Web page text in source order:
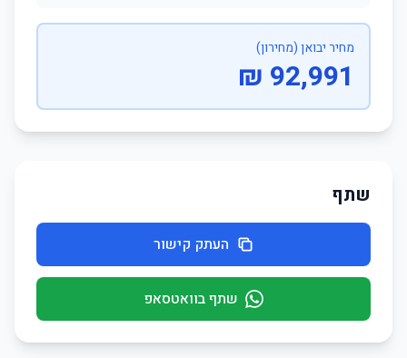
מחיר יבואן (מחירון)
92,991 ₪
שתף
העתק קישור
שתף בוואטסאפ